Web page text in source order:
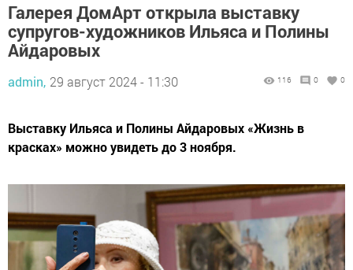
Галерея ДомАрт открыла выставку
супругов-художников Ильяса и Полины
Айдаровых
admin, 29 август 2024 - 11:30 116 0 0
Выставку Ильяса и Полины Айдаровых «Жизнь в
красках» можно увидеть до 3 ноября.